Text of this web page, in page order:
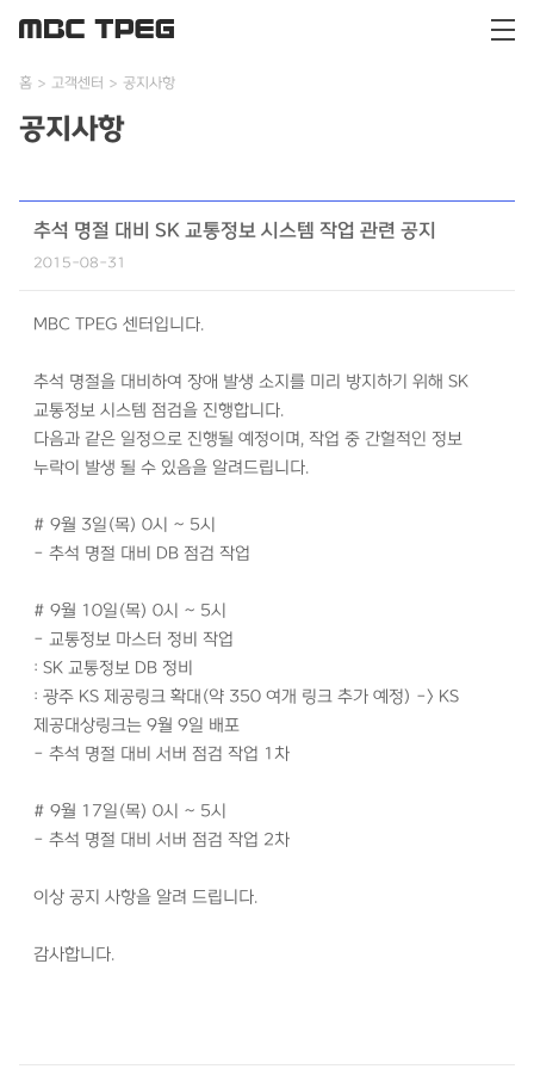
홈 고객센터 공지사항
공지사항
추석 명절 대비 SK 교통정보 시스템 작업 관련 공지
2015-08-31
MBC TPEG 센터입니다.
추석 명절을 대비하여 장애 발생 소지를 미리 방지하기 위해 SK
교통정보 시스템 점검을 진행합니다.
다음과 같은 일정으로 진행될 예정이며, 작업 중 간헐적인 정보
누락이 발생 될 수 있음을 알려드립니다.
# 9월 3일(목) 0시 ~ 5시
- 추석 명절 대비 DB 점검 작업
# 9월 10일(목) 0시 ~ 5시
- 교통정보 마스터 정비 작업
: SK 교통정보 DB 정비
: 광주 KS 제공링크 확대(약 350 여개 링크 추가 예정) -> KS
제공대상링크는 9월 9일 배포
- 추석 명절 대비 서버 점검 작업 1차
# 9월 17일(목) 0시 ~ 5시
- 추석 명절 대비 서버 점검 작업 2차
이상 공지 사항을 알려 드립니다.
감사합니다.